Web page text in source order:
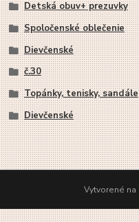
Detská obuv+ prezuvky
Spoločenské oblečenie
Dievčenské
č.30
Topánky, tenisky, sandále
Dievčenské
Vytvorené na